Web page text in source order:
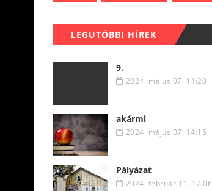
LEGUTÓBBI HÍREK
9.
2024. május 07. 14:20
akármi
2024. május 07. 14:15
Pályázat
2024. február 11. 17:06